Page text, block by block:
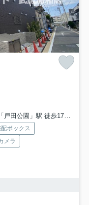
戸田公園」駅 徒歩17分
ボックス
メラ